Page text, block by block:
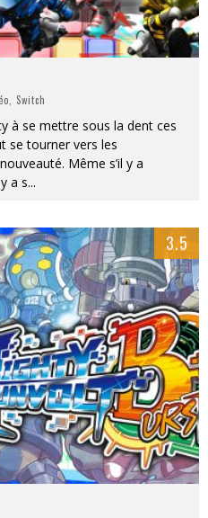
Switch
à se mettre sous la dent ces
se tourner vers les
Même s’il y a
a s...
3.5